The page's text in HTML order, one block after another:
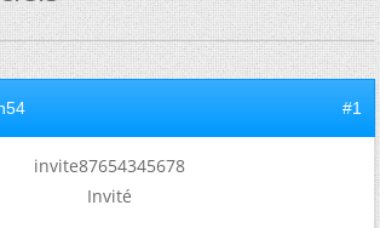
#1
invite87654345678
Invité